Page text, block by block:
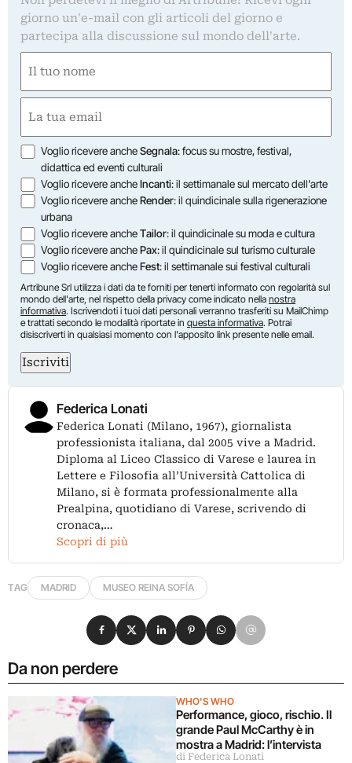
giorno un'e-mail con gli articoli del giorno e
partecipa alla discussione sul mondo dell'arte.
(Obbligatorio)
Nome
(Obbligatorio)
Opzioni
Voglio ricevere ancheSegnala: focus su mostre, festival,
didattica ed eventi culturali
Voglio ricevere ancheIncanti: il settimanale sul mercato dell'arte
Voglio ricevere ancheRender: il quindicinale sulla rigenerazione
urbana
Voglio ricevere ancheTailor: il quindicinale su moda e cultura
Voglio ricevere anchePax: il quindicinale sul turismo culturale
Voglio ricevere ancheFest: il settimanale sui festival culturali
Artribune Srl utilizza i dati da te forniti per tenerti informato con regolarità sul
mondo dell'arte, nel rispetto della privacy come indicato nella nostra
informativa. Iscrivendoti i tuoi dati personali verranno trasferiti su MailChimp
e trattati secondo le modalità riportate in questa informativa. Potrai
disiscriverti in qualsiasi momento con l'apposito link presente nelle email.
Iscriviti
Federica Lonati
Federica Lonati (Milano, 1967), giornalista
professionista italiana, dal 2005 vive a Madrid.
Diploma al Liceo Classico di Varese e laurea in
Lettere e Filosofia all’Università Cattolica di
Milano, si è formata professionalmente alla
Prealpina, quotidiano di Varese, scrivendo di
cronaca,…
Scopri di più
TAG MADRID MUSEO REINA SOFÍA
Da non perdere
WHO'S WHO
Performance, gioco, rischio. Il
grande Paul McCarthy è in
mostra a Madrid: l’intervista
di Federica Lonati
Condividi su Facebook
Condividi su X
Condividi su LinkedIn
Condividi su Pinterest
Condividi su WhatsApp
Condividi su Email